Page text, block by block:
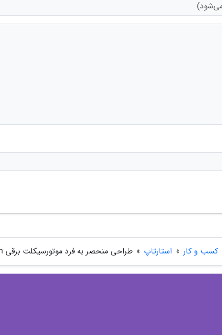
کسب و کار » استارتاپ » طراحی منحصر به فرد موتورسیکلت برقی Ryvid Anthem